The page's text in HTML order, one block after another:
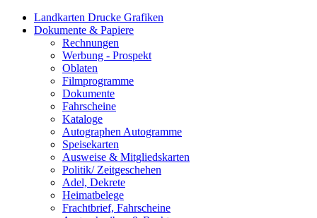
Landkarten Drucke Grafiken
Dokumente & Papiere
Rechnungen
Werbung - Prospekt
Oblaten
Filmprogramme
Dokumente
Fahrscheine
Kataloge
Autographen Autogramme
Speisekarten
Ausweise & Mitgliedskarten
Politik/ Zeitgeschehen
Adel, Dekrete
Heimatbelege
Frachtbrief, Fahrscheine